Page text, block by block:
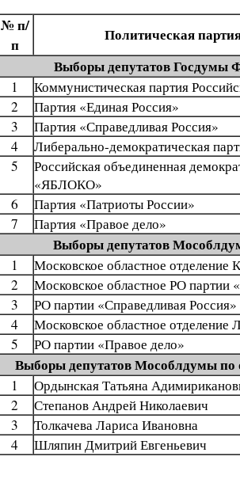
№ п/
п
Политическая
Выборы депутатов Госдумы
1
Коммунистическая партия
2
Партия «Единая Россия»
3
Партия «Справедливая Россия»
4
Либерально-демократическая
5
Российская объединенная
«ЯБЛОКО»
6
Партия «Патриоты России»
7
Партия «Правое дело»
Выборы депутатов
1
Московское областное отделение
2
Московское областное РО партии
3
РО партии «Справедливая
4
Московское областное отделение
5
РО партии «Правое дело»
Выборы депутатов Мособлдумы
1
Ордынская Татьяна
2
Степанов Андрей Николаевич
3
Толкачева Лариса Ивановна
4
Шляпин Дмитрий Евгеньевич